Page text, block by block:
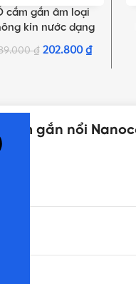
VÀO GIỎ HÀNG
cắm gắn âm loại
kín nước dạng
PCE F423-6 | 3P
32A 230V 6H IP44
₫ 202.800 ₫
gắn nổi